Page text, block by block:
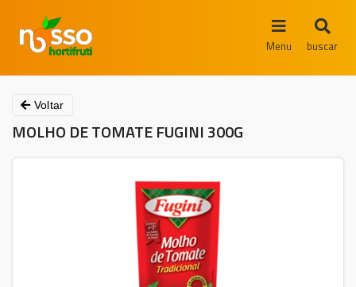
Menu buscar
Voltar
MOLHO DE TOMATE FUGINI 300G